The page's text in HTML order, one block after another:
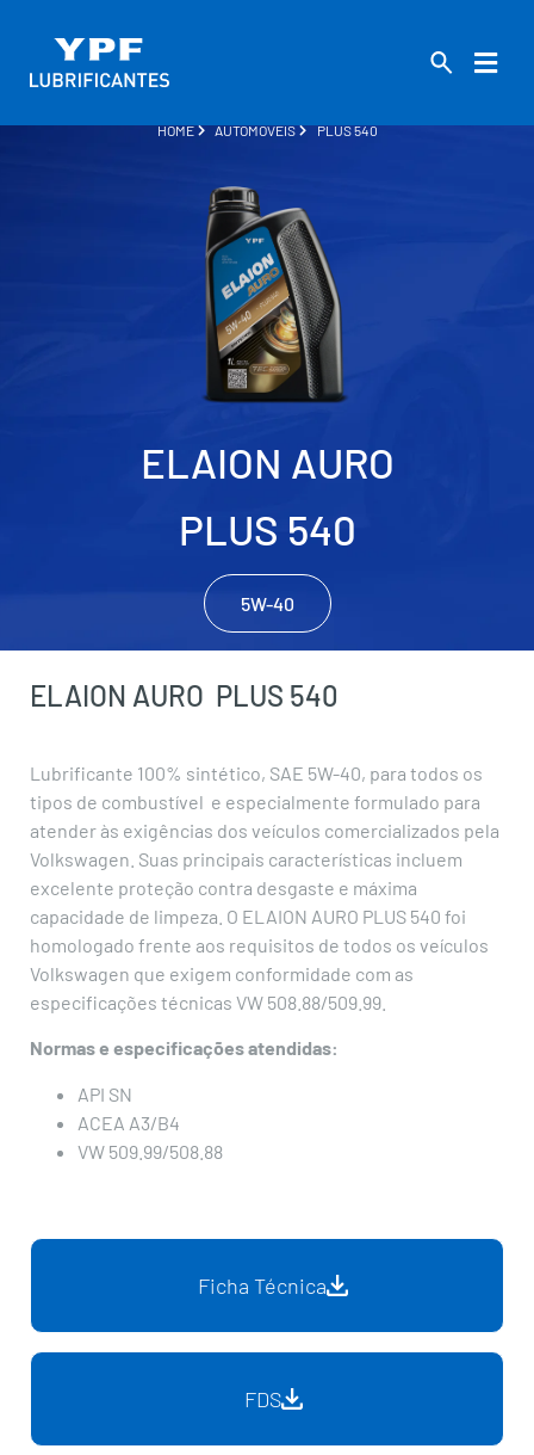
HOME AUTOMÓVEIS PLUS 540
ELAION AURO
PLUS 540
5W-40
ELAION AURO PLUS 540
Lubrificante 100% sintético, SAE 5W-40, para todos os
tipos de combustível e especialmente formulado para
atender às exigências dos veículos comercializados pela
Volkswagen. Suas principais características incluem
excelente proteção contra desgaste e máxima
capacidade de limpeza. O ELAION AURO PLUS 540 foi
homologado frente aos requisitos de todos os veículos
Volkswagen que exigem conformidade com as
especificações técnicas VW 508.88/509.99.
Normas e especificações atendidas:
API SN
ACEA A3/B4
VW 509.99/508.88
Ficha Técnica
FDS